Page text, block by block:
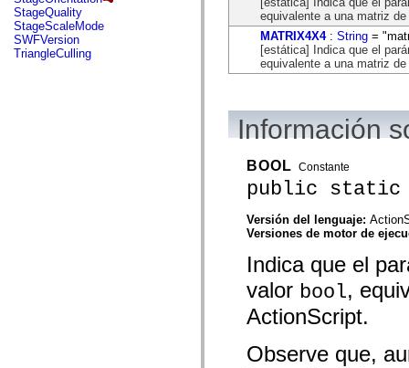
mx.charts
mx.charts.chartClasses
mx.charts.effects
mx.charts.effects.effectClasses
mx.charts.events
StageQuality
StageScaleMode
SWFVersion
TriangleCulling
equivalente a una matriz
MATRIX4X4: String =
[estática] Indica que el
equivalente a una matriz
Información
BOOL Constante
public static
Versión del lenguaje:
Versiones de motor de
Indica que el
valor bool,
ActionScript.
Observe que,